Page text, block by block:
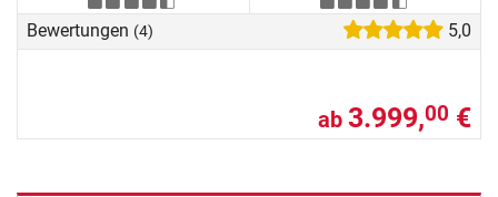
Bewertungen (4) 5,0
ab 3.999,00 €